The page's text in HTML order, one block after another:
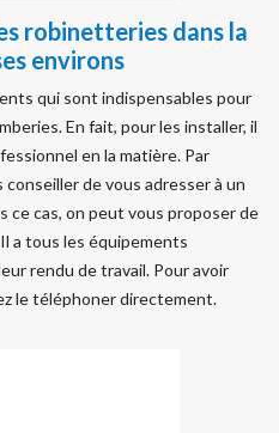
robinetteries dans la
environs
qui sont indispensables pour
En fait, pour les installer, il
en la matière. Par
de vous adresser à un
ce cas, on peut vous proposer de
a tous les équipements
rendu de travail. Pour avoir
le téléphoner directement.